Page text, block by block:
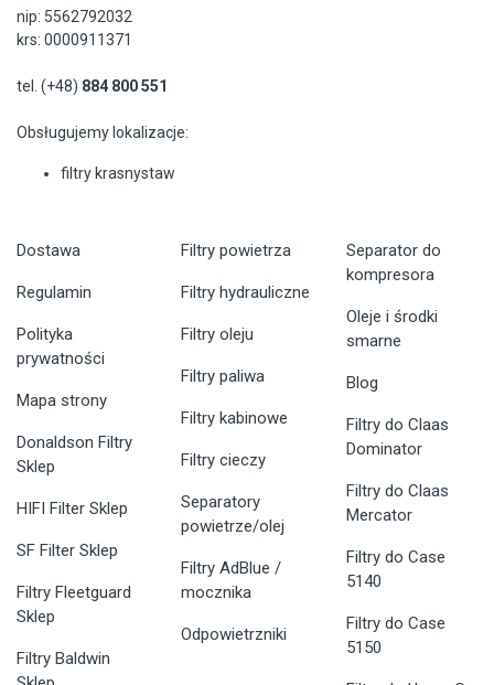
nip: 5562792032
krs: 0000911371
tel. (+48) 884 800 551
Obsługujemy lokalizacje:
filtry krasnystaw
Dostawa
Regulamin
Polityka
prywatności
Mapa strony
Donaldson Filtry
Sklep
HIFI Filter Sklep
SF Filter Sklep
Filtry Fleetguard
Sklep
Filtry Baldwin
Filtry powietrza
Filtry hydrauliczne
Filtry oleju
Filtry paliwa
Filtry kabinowe
Filtry cieczy
Separatory
powietrze/olej
Filtry AdBlue /
mocznika
Odpowietrzniki
Separator do
kompresora
Oleje i środki
smarne
Blog
Filtry do Claas
Dominator
Filtry do Claas
Mercator
Filtry do Case
5140
Filtry do Case
5150